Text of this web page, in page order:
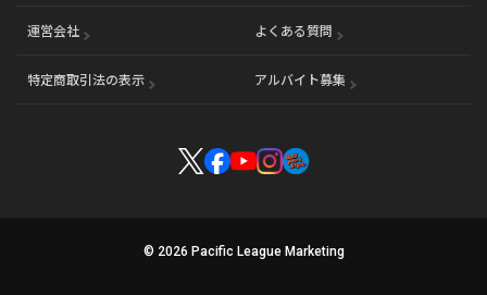
運営会社 （別ウィンドウで開く） よくある質問
特定商取引法の表示 アルバイト募集 （別ウィンドウで開く
© 2026 Pacific League Marketing